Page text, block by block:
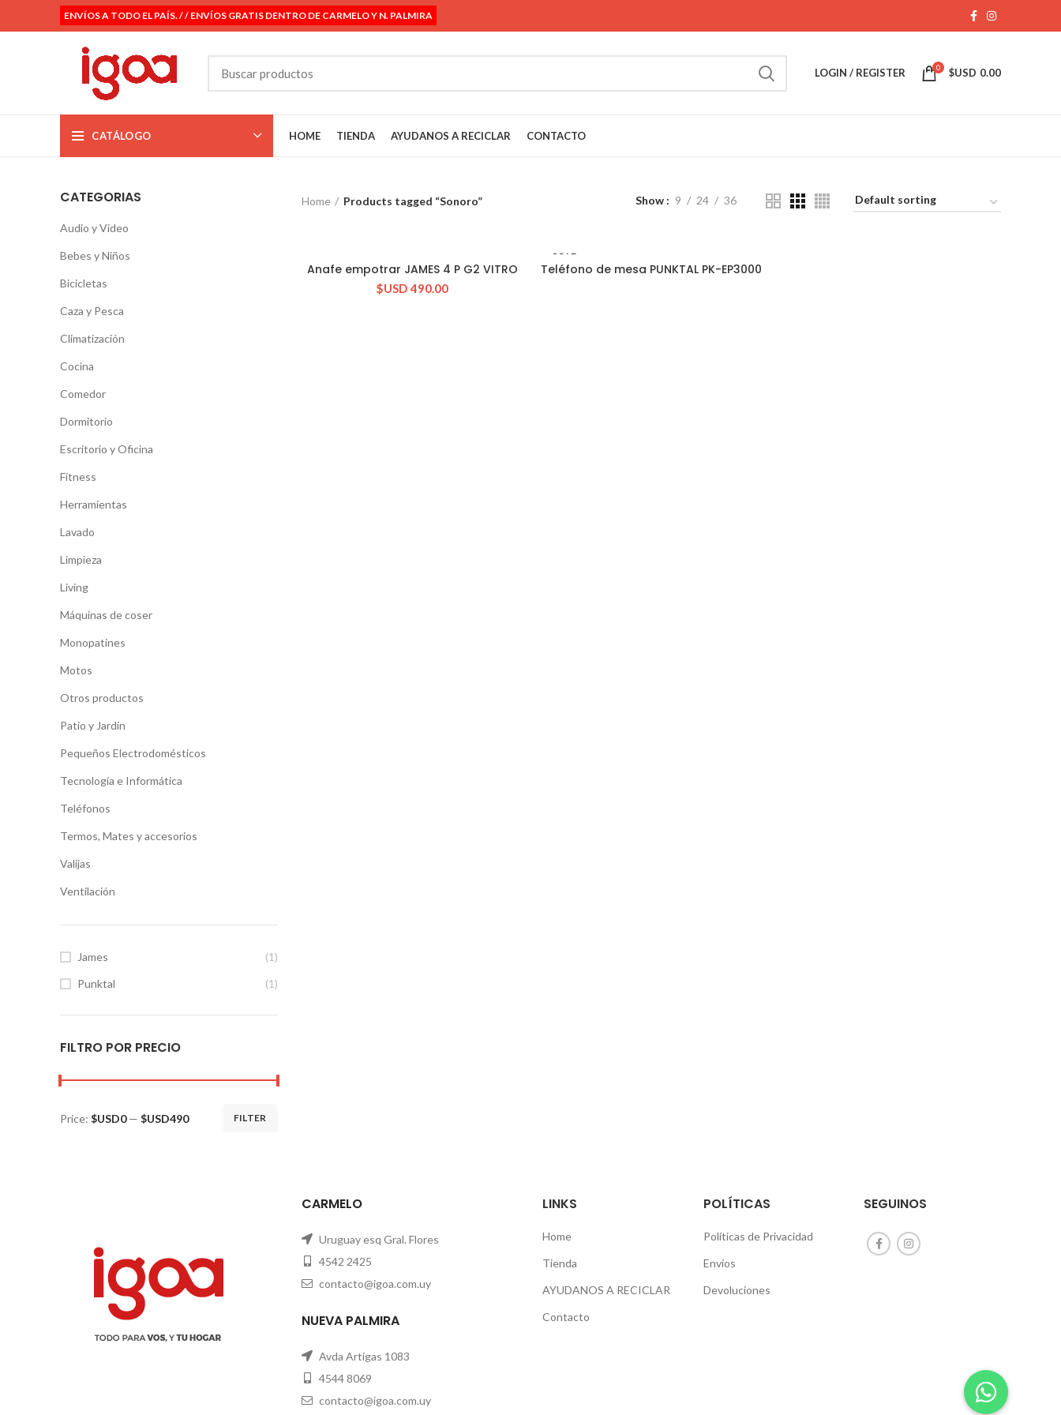
ENVÍOS A TODO EL PAÍS. / / ENVÍOS GRATIS DENTRO DE CARMELO Y N. PALMIRA
LOGIN / REGISTER 0 $USD 0.00
CATÁLOGO HOME TIENDA AYUDANOS A RECICLAR CONTACTO
CATEGORIAS
Audio y Video
Bebes y Niños
Bicicletas
Caza y Pesca
Climatización
Cocina
Comedor
Dormitorio
Escritorio y Oficina
Fitness
Herramientas
Lavado
Limpieza
Living
Máquinas de coser
Monopatines
Motos
Otros productos
Patio y Jardín
Pequeños Electrodomésticos
Tecnología e Informática
Teléfonos
Termos, Mates y accesorios
Valijas
Ventilación
James
(1)
Punktal
(1)
FILTRO POR PRECIO
FILTER
Price: $USD0— $USD490
Home Products tagged “Sonoro” Show 9 24 36
CONSULTAR STOCK
Anafe empotrar JAMES 4 P G2 VITRO
$USD 490.00
SOLD
OUT
CONSULTAR STOCK
Teléfono de mesa PUNKTAL PK-EP3000
CARMELO
Uruguay esq Gral. Flores
4542 2425
contacto@igoa.com.uy
NUEVA PALMIRA
Avda Artigas 1083
4544 8069
contacto@igoa.com.uy
LINKS
Home
Tienda
AYUDANOS A RECICLAR
Contacto
POLÍTICAS
Políticas de Privacidad
Envíos
Devoluciones
SEGUINOS